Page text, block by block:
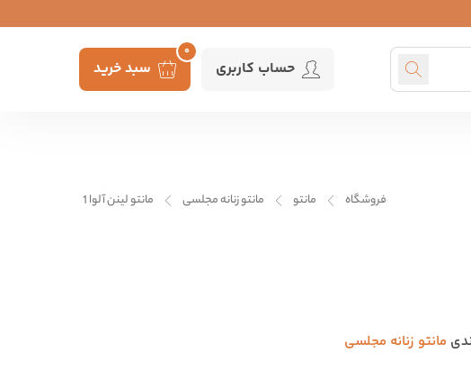
حساب کاربری سبد خرید
0
فروشگاه مانتو مانتو زنانه مجلسی مانتو لینن آلوا 1
مانتو زنانه مجلسی